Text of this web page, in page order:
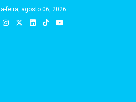
feira, agosto 06, 2026